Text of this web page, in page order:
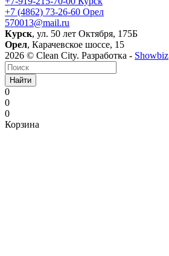
+7 (4862) 73-26-60 Орел
570013@mail.ru
Курск, ул. 50 лет Октября, 175Б
Орел, Карачевское шоссе, 15
2026 © Clean City. Разработка - Showbiz
Найти
0
0
0
Корзина